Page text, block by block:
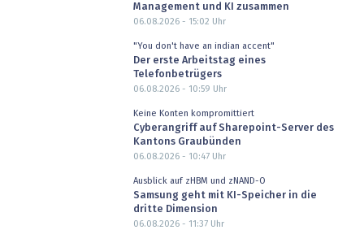
Management und KI zusammen
06.08.2026 - 15:02 Uhr
"You don't have an indian accent"
Der erste Arbeitstag eines
Telefonbetrügers
06.08.2026 - 10:59 Uhr
Keine Konten kompromittiert
Cyberangriff auf Sharepoint-Server des
Kantons Graubünden
06.08.2026 - 10:47Uhr
Ausblick auf zHBM und zNAND-O
Samsung geht mit KI-Speicher in die
dritte Dimension
06.08.2026 - 11:37Uhr